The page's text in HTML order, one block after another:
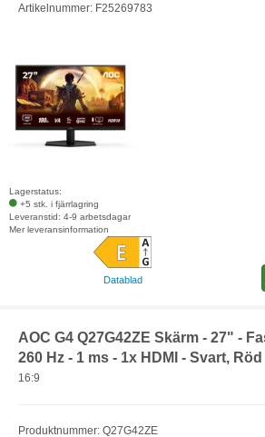
Artikelnummer: F25269783
Lagerstatus:
+5 stk. i fjärrlagring
Leveranstid: 4-9 arbetsdagar
Mer leveransinformation
Datablad
AOC G4 Q27G42ZE Skärm - 27" -
260 Hz - 1 ms - 1x HDMI - Svart, Röd
16:9
Produktnummer: Q27G42ZE